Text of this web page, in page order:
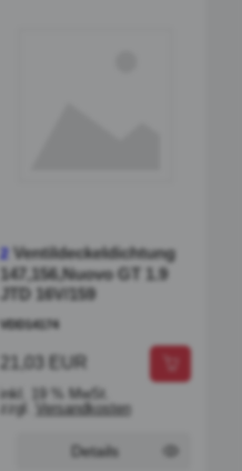
2Ventildeckeldichtung
147,156,Nuovo GT 1.9
JTD 16V/159
VDD14174
21,03 EUR
inkl. 19 % MwSt.
zzgl.
Versandkosten
Details